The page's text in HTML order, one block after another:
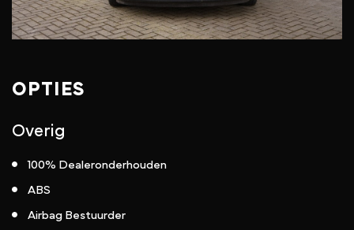
OPTIES
Overig
100% Dealeronderhouden
ABS
Airbag Bestuurder